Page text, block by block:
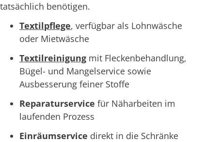
tatsächlich benötigen.
Textilpflege, verfügbar als Lohnwäsche
oder Mietwäsche
Textilreinigung mit Fleckenbehandlung,
Bügel- und Mangelservice sowie
Ausbesserung feiner Stoffe
Reparaturservice für Näharbeiten im
laufenden Prozess
Einräumservice direkt in die Schränke